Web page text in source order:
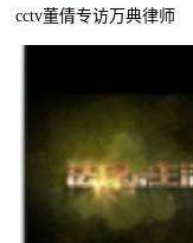
cctv董倩专访万典律师